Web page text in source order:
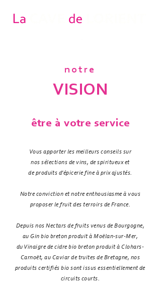
notre
VISION
être à votre service​
Vous apporter les meilleurs conseils sur
nos sélections de vins, de spiritueux et
de produits d'épicerie fine à prix ajustés.
Notre conviction et notre enthousiasme à vous
proposer le fruit des terroirs de France.
Depuis nos Nectars de fruits venus de Bourgogne,
au Gin bio breton produit à Moëlan-sur-Mer,
du Vinaigre de cidre bio breton produit à Clohars-
Carnoët, au Caviar de truites de Bretagne, nos
produits certifiés bio sont issus essentiellement de
circuits courts.